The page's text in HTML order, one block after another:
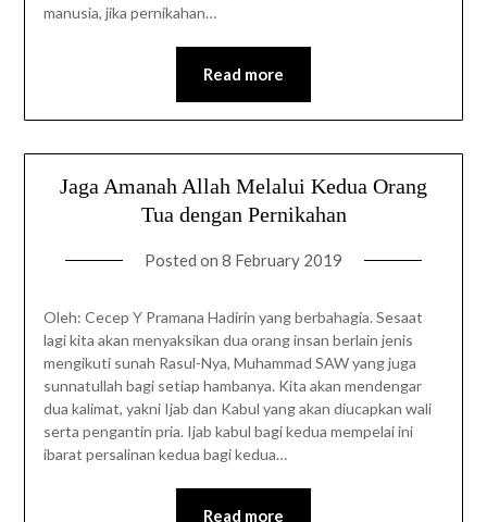
manusia, jika pernikahan…
Read more
Jaga Amanah Allah Melalui Kedua Orang
Tua dengan Pernikahan
Posted on 8 February 2019
Oleh: Cecep Y Pramana Hadirin yang berbahagia. Sesaat
lagi kita akan menyaksikan dua orang insan berlain jenis
mengikuti sunah Rasul-Nya, Muhammad SAW yang juga
sunnatullah bagi setiap hambanya. Kita akan mendengar
dua kalimat, yakni Ijab dan Kabul yang akan diucapkan wali
serta pengantin pria. Ijab kabul bagi kedua mempelai ini
ibarat persalinan kedua bagi kedua…
Read more